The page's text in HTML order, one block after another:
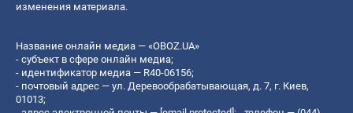
изменения материала.
Название онлайн медиа — «OBOZ.UA»
- субъект в сфере онлайн медиа;
- идентификатор медиа — R40-06156;
- почтовый адрес — ул. Деревообрабатывающая, д. 7, г. Киев,
01013;